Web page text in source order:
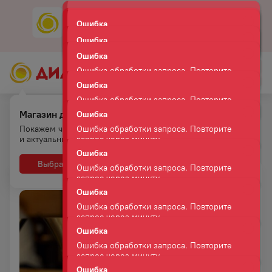
Магазин для самовывоза.
Покажем что есть на полках
и актуальные цены
Выбрать Нет, спасибо
Главная
Новости и акции
Клуб Сомелье 24 июня 2021 года в Хабаровске
Ошибка
Ошибка обработки запроса. Повторите
Ошибка
Ошибка обработки запроса. Повторите
Ошибка
Ошибка обработки запроса. Повторите
запрос через минуту.
Ошибка
Ошибка обработки запроса. Повторите
Ошибка